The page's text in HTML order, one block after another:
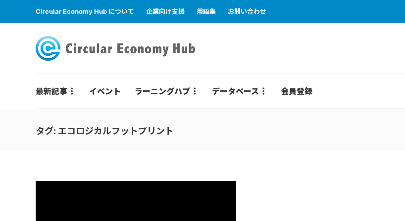
Circular Economy Hub について 企業向け支援 用語集 お問い合わせ
最新記事 イベント ラーニングハブ データベース 会員登録
タグ: エコロジカルフットプリント